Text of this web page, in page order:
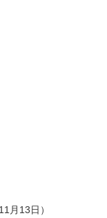
月13日）